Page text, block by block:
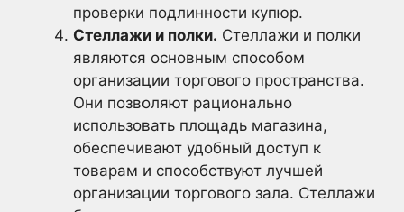
проверки подлинности купюр.
Стеллажи и полки. Стеллажи и полки
являются основным способом
организации торгового пространства.
Они позволяют рационально
использовать площадь магазина,
обеспечивают удобный доступ к
товарам и способствуют лучшей
организации торгового зала. Стеллажи